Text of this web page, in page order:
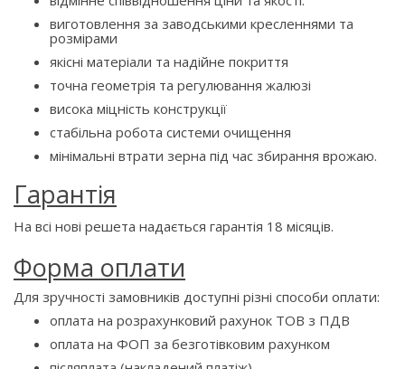
виготовлення за заводськими кресленнями та
розмірами
якісні матеріали та надійне покриття
точна геометрія та регулювання жалюзі
висока міцність конструкції
стабільна робота системи очищення
мінімальні втрати зерна під час збирання врожаю.
Гарантія
На всі нові решета надається гарантія 18 місяців.
Форма оплати
Для зручності замовників доступні різні способи оплати:
оплата на розрахунковий рахунок ТОВ з ПДВ
оплата на ФОП за безготівковим рахунком